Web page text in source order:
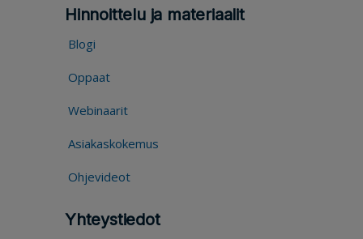
Hinnoittelu ja materiaalit
Blogi
Oppaat
Webinaarit
Asiakaskokemus
Ohjevideot
Yhteystiedot